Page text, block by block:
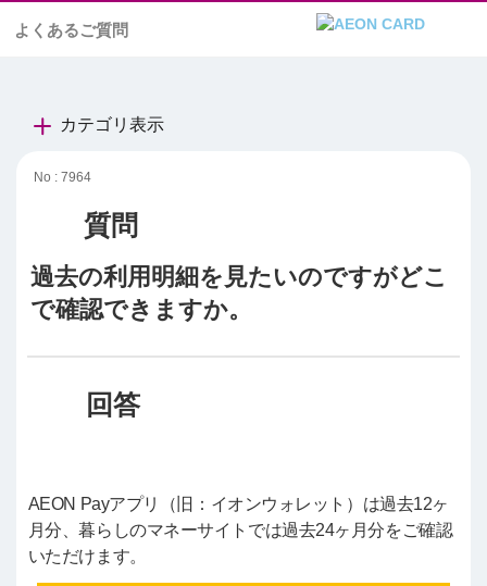
よくあるご質問
カテゴリ表示
No : 7964
過去の利用明細を見たいのですがどこ
で確認できますか。
AEON Payアプリ（旧：イオンウォレット）は過去12ヶ
月分、暮らしのマネーサイトでは過去24ヶ月分をご確認
いただけます。